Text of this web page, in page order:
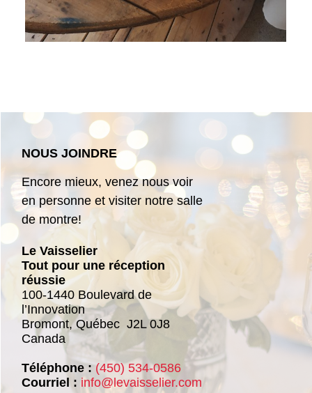
NOUS JOINDRE
Encore mieux, venez nous voir
en personne et visiter notre salle
de montre!
Le Vaisselier
Tout pour une réception
réussie
100-1440 Boulevard de
l’Innovation
Bromont,Québec J2L 0J8
Canada
Téléphone : (450) 534-0586
Courriel : info@levaisselier.com